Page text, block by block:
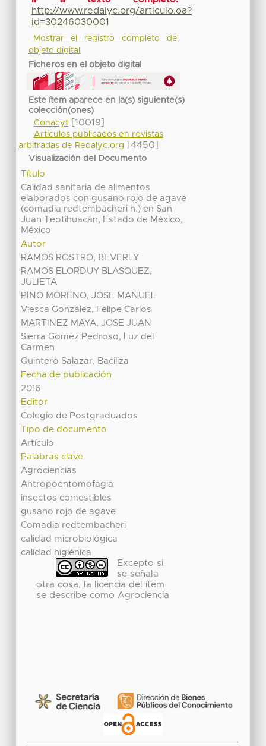
http://www.redalyc.org/articulo.oa?
id=30246030001
Mostrar el registro completo del
objeto digital
Ficheros en el objeto digital
Este ítem aparece en la(s) siguiente(s)
colección(ones)
Conacyt[10019]
Artículos publicados en revistas
arbitradas de Redalyc.org
[4450]
Visualización del Documento
Título
Calidad sanitaria de alimentos
elaborados con gusano rojo de agave
(comadia redtembacheri h.) en San
Juan Teotihuacán, Estado de México,
México
Autor
RAMOS ROSTRO, BEVERLY
RAMOS ELORDUY BLASQUEZ,
JULIETA
PINO MORENO, JOSE MANUEL
Viesca González, Felipe Carlos
MARTINEZ MAYA, JOSE JUAN
Sierra Gomez Pedroso, Luz del
Carmen
Quintero Salazar, Baciliza
Fecha de publicación
2016
Editor
Colegio de Postgraduados
Tipo de documento
Artículo
Palabras clave
Agrociencias
Antropoentomofagia
insectos comestibles
gusano rojo de agave
Comadia redtembacheri
calidad microbiológica
calidad higiénica
Excepto si
se señala
otra cosa, la licencia del ítem
se describe como Agrociencia